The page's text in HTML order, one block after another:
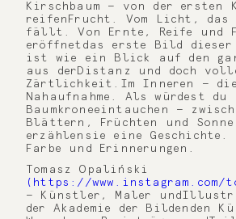
Kirschbaum — von der ersten
reifenFrucht. Vom Licht,
fällt. Von Ernte, Reife und
eröffnetdas erste Bild dieser
ist wie ein Blick auf den
aus derDistanz und doch
Zärtlichkeit.Im Inneren —
Nahaufnahme. Als würdest
Baumkroneeintauchen —
Blättern, Früchten und
erzählensie eine Geschichte.
Farbe und Erinnerungen.
Tomasz Opaliński
(https://www.instagram.com/
— Künstler, Maler
der Akademie der Bildenden